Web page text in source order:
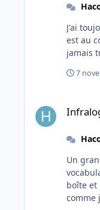
J'ai
est au courant de la
jamais
7
Un grand merci
boîte et